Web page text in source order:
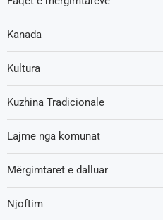
Kanada
Kultura
Kuzhina Tradicionale
Lajme nga komunat
Mërgimtaret e dalluar
Njoftim